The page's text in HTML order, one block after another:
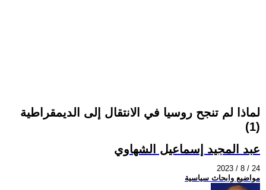
لماذا لم تنجح روسيا في الانتقال إلى الديمقراطية
(1)
عبد المجيد إسماعيل الشهاوي
2023 / 8 / 24
مواضيع وابحاث سياسية